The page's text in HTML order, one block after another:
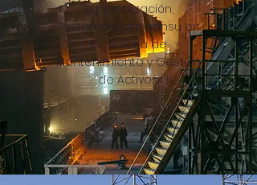
Especialización,
Postgrado lato sensu en
Ingeniería de
Mantenimiento y Gestión
de Activos.